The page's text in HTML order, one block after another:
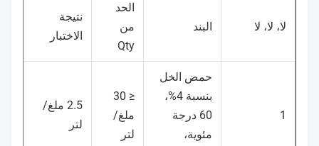
لا، لا، لا البند
الحد
من
Qty
نتيجة
الاختبار
1
حمض الخل
بنسبة 4%،
60 درجة
مئوية،
≤ 30
ملغ/
لتر
2.5 ملغ/
لتر